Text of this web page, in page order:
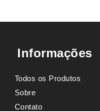
Informações
Todos os Produtos
Sobre
Contato